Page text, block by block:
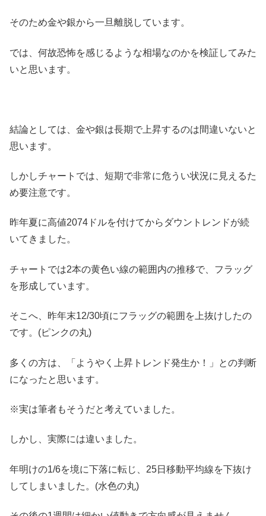
そのため金や銀から一旦離脱しています。
では、何故恐怖を感じるような相場なのかを検証してみた
いと思います。
結論としては、金や銀は長期で上昇するのは間違いないと
思います。
しかしチャートでは、短期で非常に危うい状況に見えるた
め要注意です。
昨年夏に高値2074ドルを付けてからダウントレンドが続
いてきました。
チャートでは2本の黄色い線の範囲内の推移で、フラッグ
を形成しています。
そこへ、昨年末12/30頃にフラッグの範囲を上抜けしたの
です。(ピンクの丸)
多くの方は、「ようやく上昇トレンド発生か！」との判断
になったと思います。
※実は筆者もそうだと考えていました。
しかし、実際には違いました。
年明けの1/6を境に下落に転じ、25日移動平均線を下抜け
してしまいました。(水色の丸)